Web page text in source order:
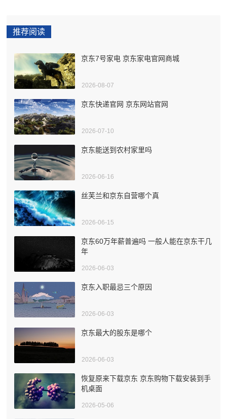
推荐阅读
京东7号家电 京东家电官网商城
2026-08-07
京东快递官网 京东网站官网
2026-07-10
京东能送到农村家里吗
2026-06-16
丝芙兰和京东自营哪个真
2026-06-15
京东60万年薪普遍吗 一般人能在京东干几
年
2026-06-03
京东入职最忌三个原因
2026-06-03
京东最大的股东是哪个
2026-06-03
恢复原来下载京东 京东购物下载安装到手
机桌面
2026-05-06